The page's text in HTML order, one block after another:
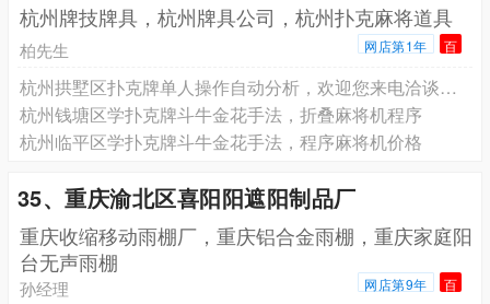
杭州牌技牌具，杭州牌具公司，杭州扑克麻将道具
柏先生 网店第1年 百
杭州拱墅区扑克牌单人操作自动分析，欢迎您来电洽谈合作
杭州钱塘区学扑克牌斗牛金花手法，折叠麻将机程序
杭州临平区学扑克牌斗牛金花手法，程序麻将机价格
35、重庆渝北区喜阳阳遮阳制品厂
重庆收缩移动雨棚厂，重庆铝合金雨棚，重庆家庭阳
台无声雨棚
孙经理 网店第9年 百